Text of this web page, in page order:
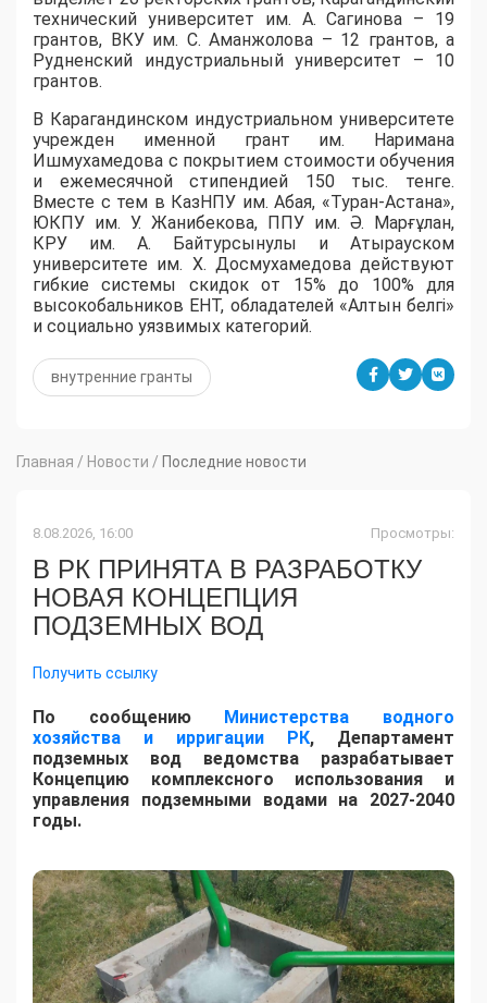
технический университет им. А. Сагинова – 19
грантов, ВКУ им. С. Аманжолова – 12 грантов, а
Рудненский индустриальный университет – 10
грантов.
​В Карагандинском индустриальном университете
учрежден именной грант им. Наримана
Ишмухамедова с покрытием стоимости обучения
и ежемесячной стипендией 150 тыс. тенге.
Вместе с тем в КазНПУ им. Абая, «Туран-Астана»,
ЮКПУ им. У. Жанибекова, ППУ им. Ә. Марғұлан,
КРУ им. А. Байтурсынулы и Атырауском
университете им. Х. Досмухамедова действуют
гибкие системы скидок от 15% до 100% для
высокобальников ЕНТ, обладателей «Алтын белгі»
и социально уязвимых категорий.
внутренние гранты
Главная / Новости / Последние новости
8.08.2026, 16:00 Просмотры:
В РК ПРИНЯТА В РАЗРАБОТКУ
НОВАЯ КОНЦЕПЦИЯ
ПОДЗЕМНЫХ ВОД
Получить ссылку
По сообщению Министерства водного
хозяйства и ирригации РК, Департамент
подземных вод ведомства разрабатывает
Концепцию комплексного использования и
управления подземными водами на 2027-2040
годы.